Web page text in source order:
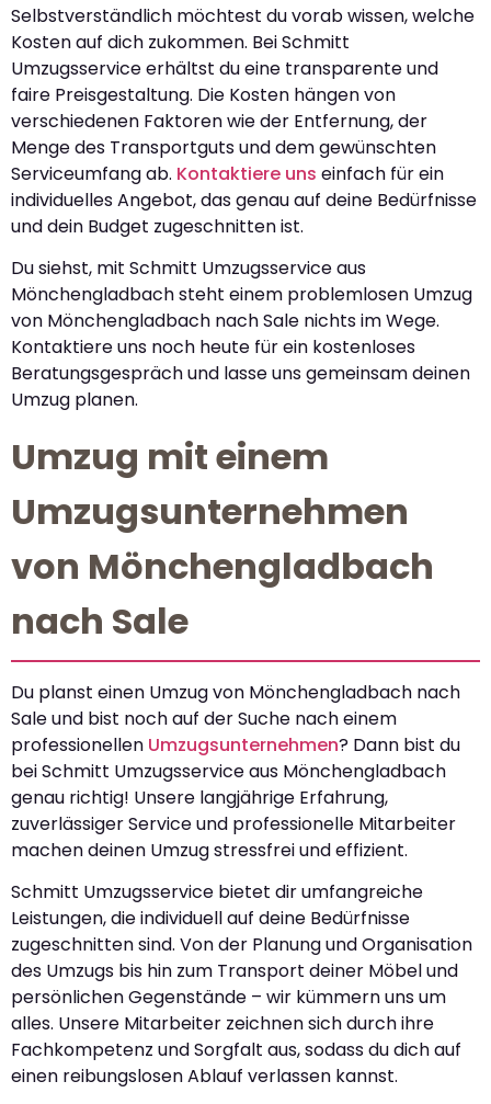
Selbstverständlich möchtest du vorab wissen, welche
Kosten auf dich zukommen. Bei Schmitt
Umzugsservice erhältst du eine transparente und
faire Preisgestaltung. Die Kosten hängen von
verschiedenen Faktoren wie der Entfernung, der
Menge des Transportguts und dem gewünschten
Serviceumfang ab. Kontaktiere uns einfach für ein
individuelles Angebot, das genau auf deine Bedürfnisse
und dein Budget zugeschnitten ist.
Du siehst, mit Schmitt Umzugsservice aus
Mönchengladbach steht einem problemlosen Umzug
von Mönchengladbach nach Sale nichts im Wege.
Kontaktiere uns noch heute für ein kostenloses
Beratungsgespräch und lasse uns gemeinsam deinen
Umzug planen.
Umzug mit einem
Umzugsunternehmen
von Mönchengladbach
nach Sale
Du planst einen Umzug von Mönchengladbach nach
Sale und bist noch auf der Suche nach einem
professionellen Umzugsunternehmen? Dann bist du
bei Schmitt Umzugsservice aus Mönchengladbach
genau richtig! Unsere langjährige Erfahrung,
zuverlässiger Service und professionelle Mitarbeiter
machen deinen Umzug stressfrei und effizient.
Schmitt Umzugsservice bietet dir umfangreiche
Leistungen, die individuell auf deine Bedürfnisse
zugeschnitten sind. Von der Planung und Organisation
des Umzugs bis hin zum Transport deiner Möbel und
persönlichen Gegenstände – wir kümmern uns um
alles. Unsere Mitarbeiter zeichnen sich durch ihre
Fachkompetenz und Sorgfalt aus, sodass du dich auf
einen reibungslosen Ablauf verlassen kannst.